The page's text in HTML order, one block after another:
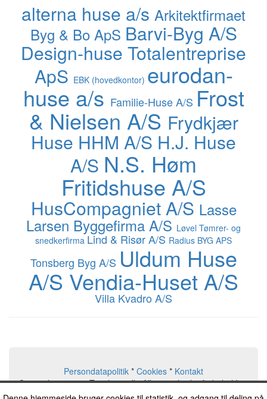
alterna huse a/s Arkitektfirmaet
Byg & Bo ApS Barvi-Byg A/S
Design-huse Totalentreprise
ApS EBK (hovedkontor) eurodan-
huse a/s Familie-Huse A/S Frost
& Nielsen A/S Frydkjær
Huse HHM A/S H.J. Huse
A/S N.S. Høm
Fritidshuse A/S
HusCompagniet A/S Lasse
Larsen Byggefirma A/S Løvel Tømrer- og
snedkerfirma Lind & Risør A/S Radius BYG APS
Tonsberg Byg A/S Uldum Huse
A/S Vendia-Huset A/S
Villa Kvadro A/S
Persondatapolitik * Cookies * Kontakt
Copyright © 2026, Typehuse.dk. Alle rettigheder forbeholdes.
2016-04-12 Typehuse.dk 19